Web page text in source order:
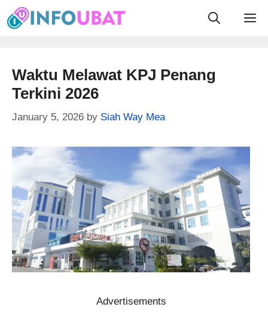
Skip
to
Waktu Melawat KPJ Penang
Terkini 2026
January 5, 2026 by Siah Way Mea
Advertisements